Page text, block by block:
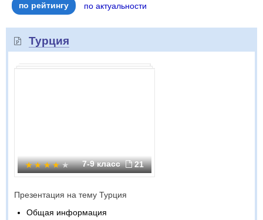
по рейтингу по актуальности
Турция
7-9 класс 21
Презентация на тему Турция
Общая информация